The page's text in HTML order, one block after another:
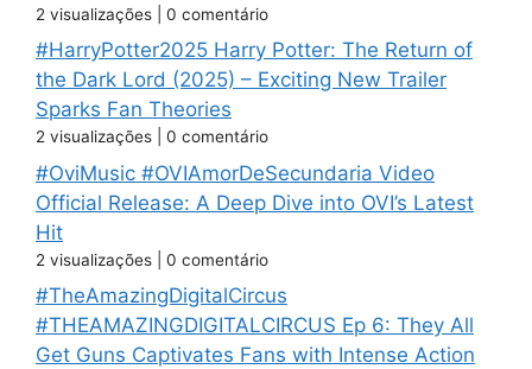
2 visualizações 0 comentário
#HarryPotter2025 Harry Potter: The Return of
the Dark Lord (2025) – Exciting New Trailer
Sparks Fan Theories
2 visualizações 0 comentário
#OviMusic #OVIAmorDeSecundaria Video
Official Release: A Deep Dive into OVI’s Latest
Hit
2 visualizações 0 comentário
#TheAmazingDigitalCircus
#THEAMAZINGDIGITALCIRCUS Ep 6: They All
Get Guns Captivates Fans with Intense Action